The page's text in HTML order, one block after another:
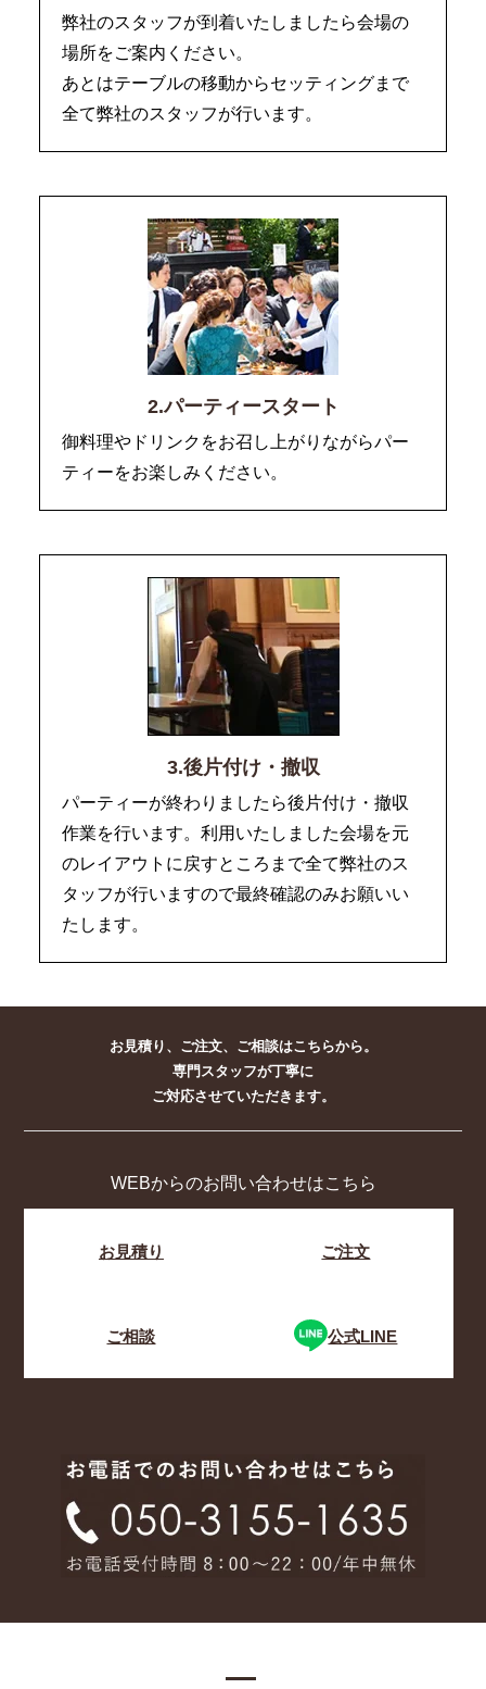
弊社のスタッフが到着いたしましたら会場の
場所をご案内ください。
あとはテーブルの移動からセッティングまで
全て弊社のスタッフが行います。
2.パーティースタート
御料理やドリンクをお召し上がりながらパー
ティーをお楽しみください。
3.後片付け・撤収
パーティーが終わりましたら後片付け・撤収
作業を行います。利用いたしました会場を元
のレイアウトに戻すところまで全て弊社のス
タッフが行いますので最終確認のみお願いい
たします。
お見積り、ご注文、ご相談はこちらから。
専門スタッフが丁寧に
ご対応させていただきます。
WEBからのお問い合わせはこちら
お見積り ご注文
ご相談 公式LINE